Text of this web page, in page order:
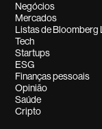
Negócios
Mercados
Listas de Bloomberg
Tech
Startups
ESG
Finanças pessoais
Opinião
Saúde
Cripto